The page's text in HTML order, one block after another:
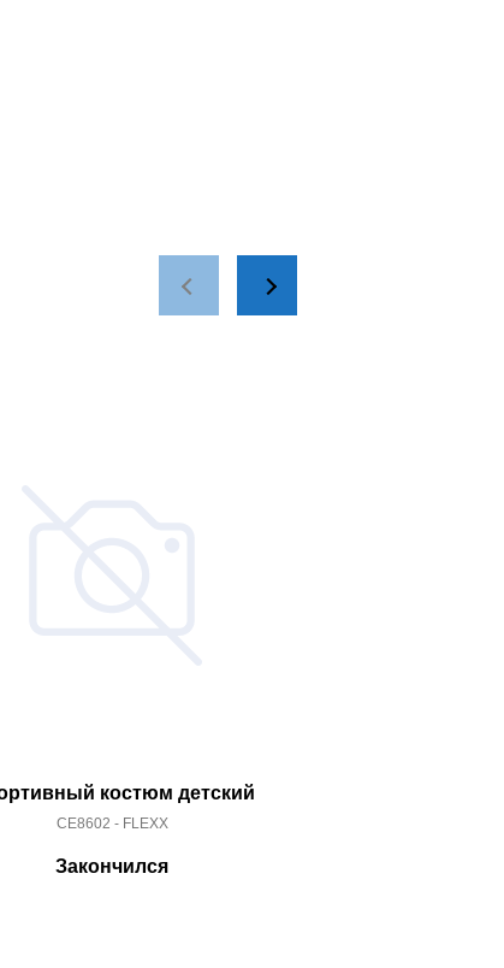
костюм детский
CE8602 - FLEXX
Закончился